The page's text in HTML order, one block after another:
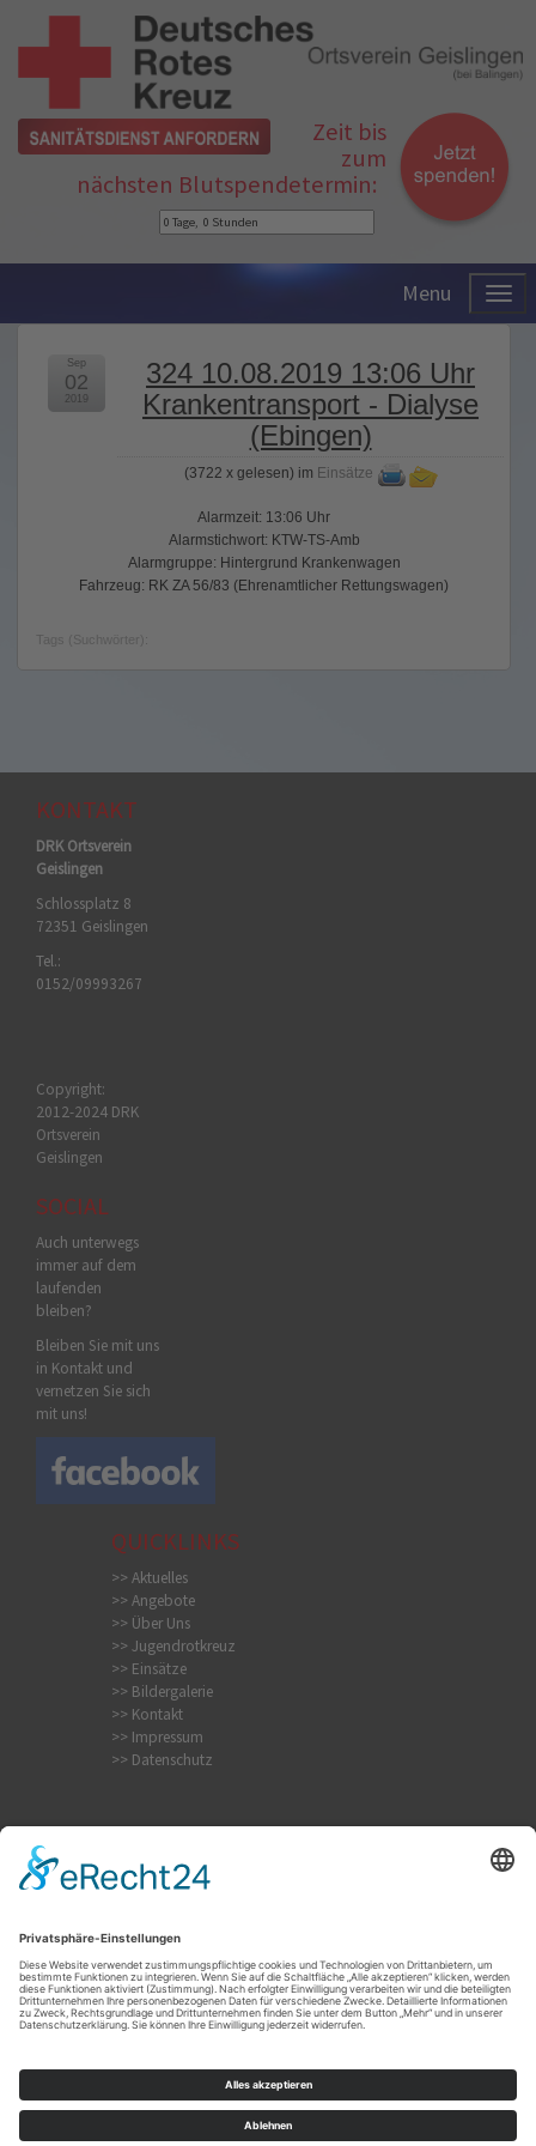
Zeit bis
zum
nächsten Blutspendetermin:
Menu
324 10.08.2019 13:06 Uhr
Krankentransport - Dialyse
(Ebingen)
(3722 x gelesen) im Einsätze
Sep
02
2019
Alarmzeit: 13:06 Uhr
Alarmstichwort: KTW-TS-Amb
Alarmgruppe: Hintergrund Krankenwagen
Fahrzeug: RK ZA 56/83 (Ehrenamtlicher Rettungswagen)
Tags (Suchwörter):
KONTAKT
DRK Ortsverein
Geislingen
Schlossplatz 8
72351 Geislingen
Tel.:
0152/09993267
Copyright:
2012-2024 DRK
Ortsverein
Geislingen
SOCIAL
Auch unterwegs
immer auf dem
laufenden
bleiben?
Bleiben Sie mit uns
in Kontakt und
vernetzen Sie sich
mit uns!
QUICKLINKS
>> Aktuelles
>> Angebote
>> Über Uns
>> Jugendrotkreuz
>> Einsätze
>> Bildergalerie
>> Kontakt
>> Impressum
>> Datenschutz
Internistischer Notfall